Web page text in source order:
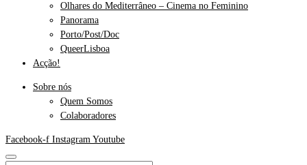
Olhares do Mediterrâneo – Cinema no Feminino
Panorama
Porto/Post/Doc
QueerLisboa
Acção!
Sobre nós
Quem Somos
Colaboradores
Facebook-f Instagram Youtube